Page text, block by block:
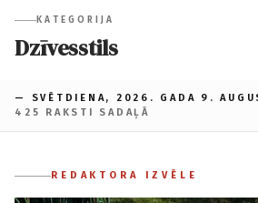
KATEGORIJA
Dzīvesstils
— SVĒTDIENA, 2026. GADA 9.
425 RAKSTI SADAĻĀ
REDAKTORA IZVĒLE